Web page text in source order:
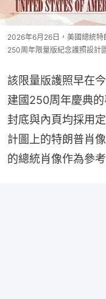
2026年6月26日，美國總統
250周年限量版紀念護照設計
該限量版護照早在
建國250周年慶典
封底與內頁均採用
計圖上的特朗普肖
的總統肖像作為參